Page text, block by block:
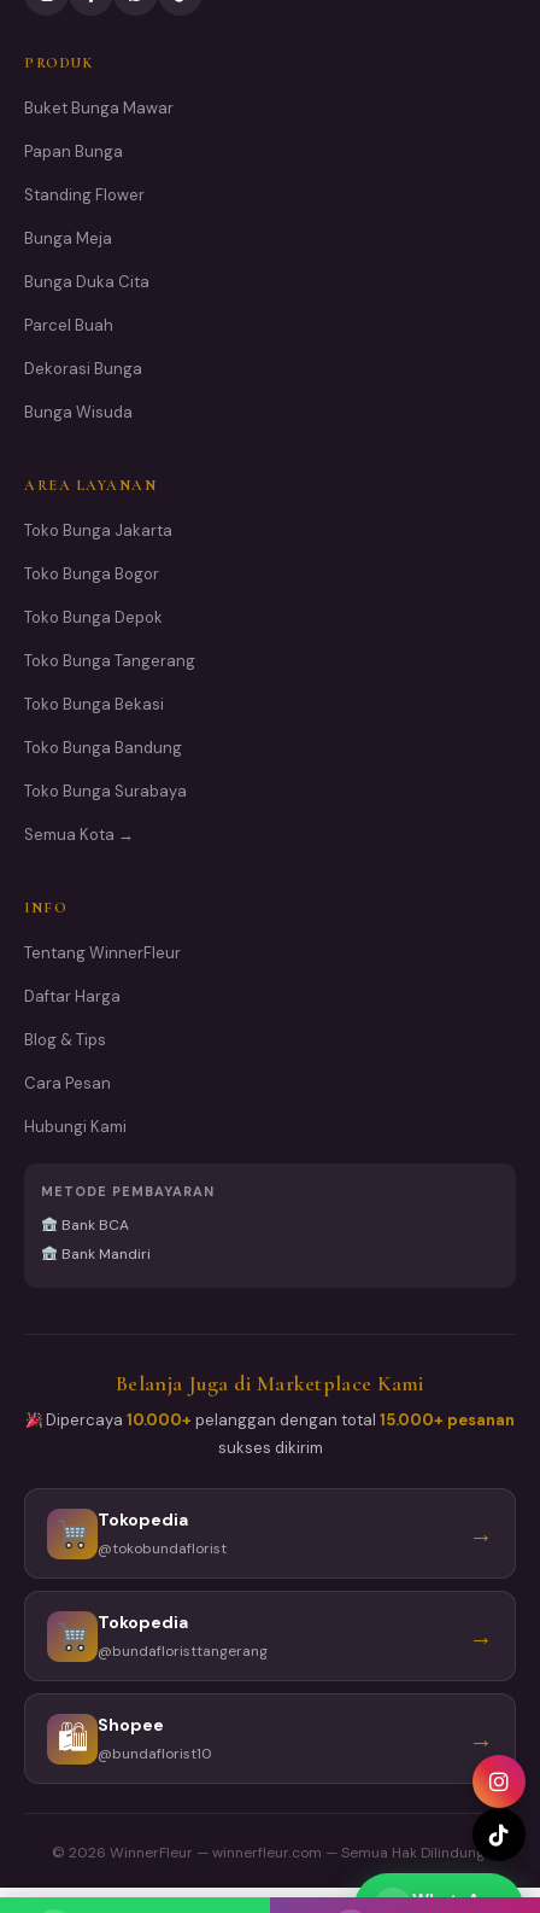
PRODUK
Buket Bunga Mawar
Papan Bunga
Standing Flower
Bunga Meja
Bunga Duka Cita
Parcel Buah
Dekorasi Bunga
Bunga Wisuda
AREA LAYANAN
Toko Bunga Jakarta
Toko Bunga Bogor
Toko Bunga Depok
Toko Bunga Tangerang
Toko Bunga Bekasi
Toko Bunga Bandung
Toko Bunga Surabaya
Semua Kota →
INFO
Tentang WinnerFleur
Daftar Harga
Blog & Tips
Cara Pesan
Hubungi Kami
METODE PEMBAYARAN
Bank BCA
Bank Mandiri
Belanja Juga di Marketplace Kami
Dipercaya10.000+ pelanggan dengan total15.000+ pesanan
sukses dikirim
Tokopedia
@tokobundaflorist →
Tokopedia
@bundafloristtangerang →
🛍 Shopee
@bundaflorist10 →
© 2026 WinnerFleur — winnerfleur.com — Semua Hak Dilindungi
WhatsApp